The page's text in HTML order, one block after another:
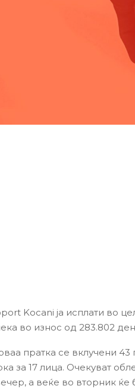
Kocani ја исплати во
во износ од 283.802
пратка се вклучени
за 17 лица. Очекуват
а веќе во вторник